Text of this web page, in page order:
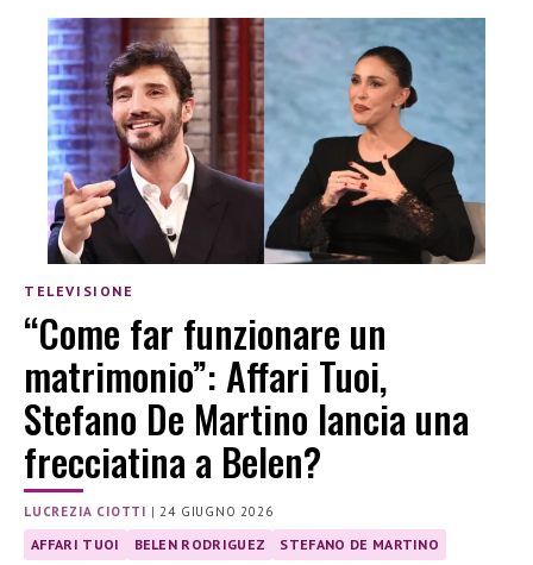
TELEVISIONE
“Come far funzionare un
matrimonio”: Affari Tuoi,
Stefano De Martino lancia una
frecciatina a Belen?
LUCREZIA CIOTTI |24 GIUGNO 2026
AFFARI TUOI BELEN RODRIGUEZ STEFANO DE MARTINO